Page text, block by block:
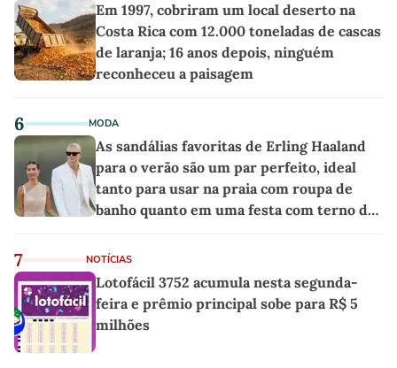
Em 1997, cobriram um local deserto na
Costa Rica com 12.000 toneladas de cascas
de laranja; 16 anos depois, ninguém
reconheceu a paisagem
6 MODA
As sandálias favoritas de Erling Haaland
para o verão são um par perfeito, ideal
tanto para usar na praia com roupa de
banho quanto em uma festa com terno de
7 NOTÍCIAS
Lotofácil 3752 acumula nesta segunda-
feira e prêmio principal sobe para R$ 5
milhões